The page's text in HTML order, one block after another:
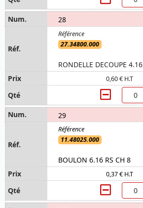
28
27.34800.000
RONDELLE DECOUPE 4.16
0,60 € H.T
29
11.48025.000
BOULON 6.16 RS CH 8
0,37 € H.T